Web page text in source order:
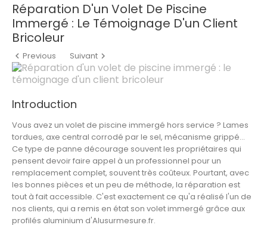
Réparation D'un Volet De Piscine
Immergé : Le Témoignage D'un Client
Bricoleur
 Previous Suivant 
Introduction
Vous avez un volet de piscine immergé hors service ? Lames
tordues, axe central corrodé par le sel, mécanisme grippé…
Ce type de panne décourage souvent les propriétaires qui
pensent devoir faire appel à un professionnel pour un
remplacement complet, souvent très coûteux. Pourtant, avec
les bonnes pièces et un peu de méthode, la réparation est
tout à fait accessible. C'est exactement ce qu'a réalisé l'un de
nos clients, qui a remis en état son volet immergé grâce aux
profilés aluminium d'Alusurmesure.fr.